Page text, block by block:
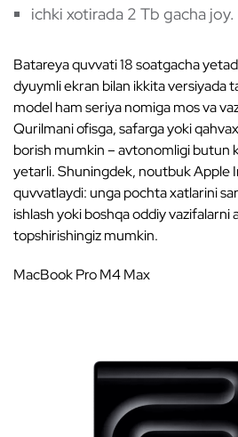
ichki xotirada 2 Tb gacha joy.
Batareya quvvati 18 soatgacha
dyuymli ekran bilan ikkita versiyada
model ham seriya nomiga mos va
Qurilmani ofisga, safarga yoki
borish mumkin – avtonomligi butun
yetarli. Shuningdek, noutbuk Apple
quvvatlaydi: unga pochta xatlarini
ishlash yoki boshqa oddiy
topshirishingiz mumkin.
MacBook Pro M4 Max